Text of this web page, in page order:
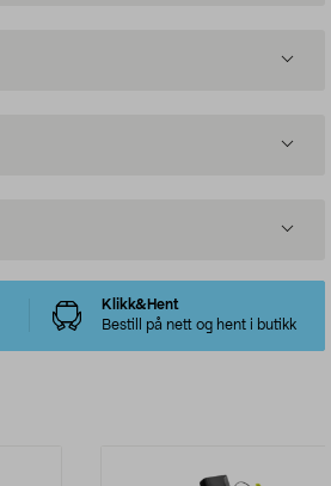
Klikk&Hent
Bestill på nett og hent i butikk